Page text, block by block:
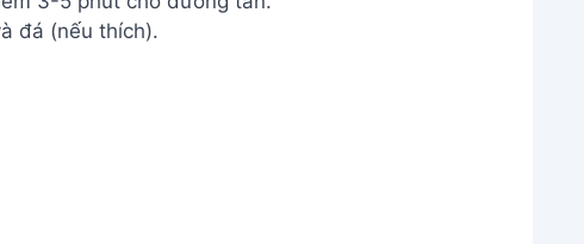
chè thơm ngon và ngọt hơn.
nếp cũng được.